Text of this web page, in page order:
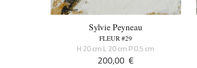
Sylvie Peyneau
FLEUR #29
H 20 cm L 20 cm P 0.5 cm
200,00 €